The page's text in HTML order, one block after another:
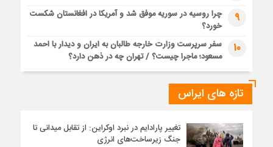
9
چرا روسیه در سوریه موفق شد و آمریکا در افغانستان شکست
خورد؟
10
سفر سرپرست وزارت خارجه طالبان به ایران و دیدار با احمد
مسعود؛ ماجرا چیست؟ / تهران چه در ذهن دارد؟
تازه های ایراس
تغییر پارادایم در نبرد اوکراین: از تقابل میدانی تا
جنگ زیرساخت‌های انرژی